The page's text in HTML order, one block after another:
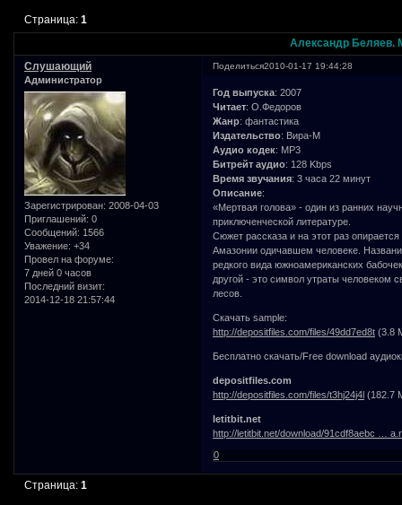
Александр Беляев.
Страница:1
Поделиться2010-01-17 19:44:28
Слушающий
Администратор
Зарегистрирован: 2008-04-03
Приглашений: 0
Сообщений: 1566
Уважение: +34
Провел на форуме:
7 дней 0 часов
Последний визит:
2014-12-18 21:57:44
Год выпуска: 2007
Читает: О.Федоров
Жанр: фантастика
Издательство: Вира-М
Аудио кодек: MP3
Битрейт аудио: 128 Kbps
Время звучания: 3 часа 22 минут
Описание:
«Мертвая голова» - один из ранних
приключенческой литературе.
Сюжет рассказа и на этот раз
Амазонии одичавшем человеке.
редкого вида южноамериканских
другой - это символ утраты человеком
лесов.
Скачать sample:
http://depositfiles.com/files/49dd7ed8t (3.8
Бесплатно скачать/Free download
depositfiles.com
http://depositfiles.com/files/t3hj24j4l (182.7
letitbit.net
http://letitbit.net/download/91cdf8aebc …
0
Страница:1